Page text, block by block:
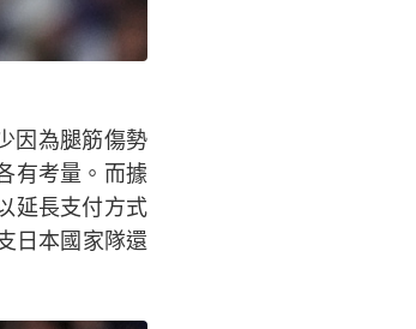
因為腿筋傷勢
有考量。而據
延長支付方式
日本國家隊還